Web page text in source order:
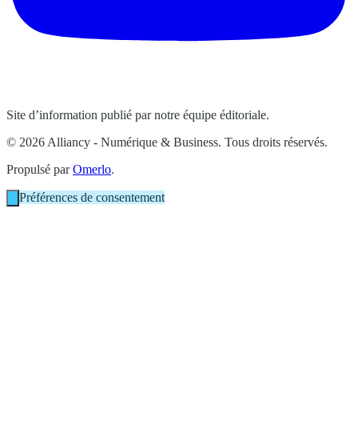
Site d’information publié par notre équipe éditoriale.
© 2026 Alliancy - Numérique & Business. Tous droits réservés.
Propulsé parOmerlo.
Préférences de consentement